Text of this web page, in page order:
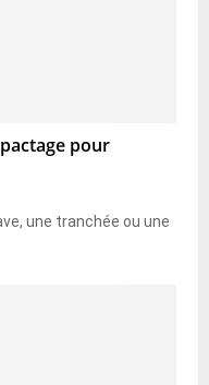
pour
une tranchée ou une